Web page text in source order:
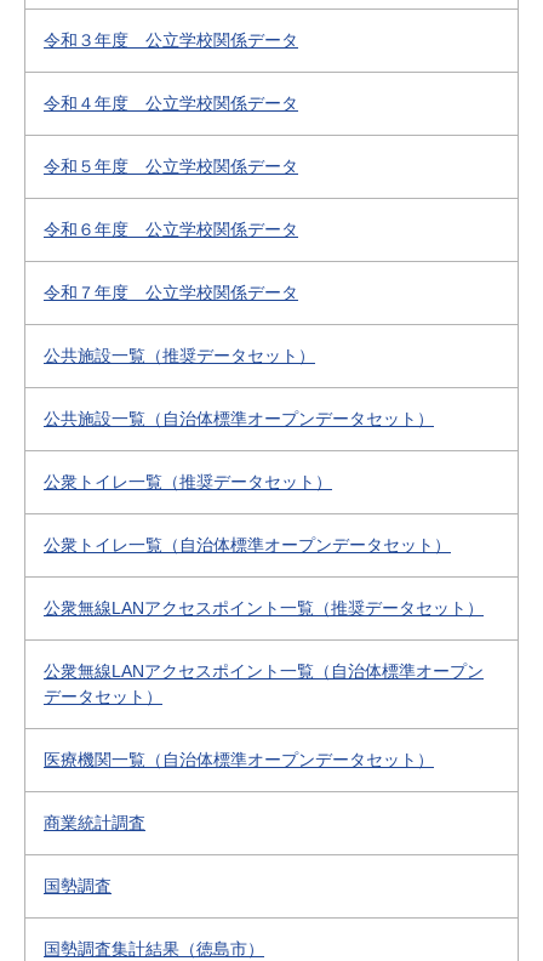
令和３年度 公立学校関係データ
令和４年度 公立学校関係データ
令和５年度 公立学校関係データ
令和６年度 公立学校関係データ
令和７年度 公立学校関係データ
公共施設一覧（推奨データセット）
公共施設一覧（自治体標準オープンデータセット）
公衆トイレ一覧（推奨データセット）
公衆トイレ一覧（自治体標準オープンデータセット）
公衆無線LANアクセスポイント一覧（推奨データセット）
公衆無線LANアクセスポイント一覧（自治体標準オープン
データセット）
医療機関一覧（自治体標準オープンデータセット）
商業統計調査
国勢調査
国勢調査集計結果（徳島市）